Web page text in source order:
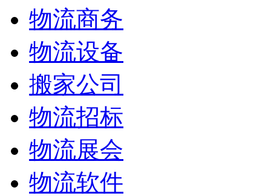
物流商务
物流设备
搬家公司
物流招标
物流展会
物流软件